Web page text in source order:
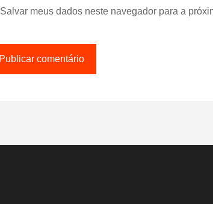
Salvar meus dados neste navegador para a